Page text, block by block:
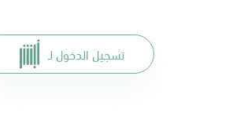
تسجيل الدخول لـ